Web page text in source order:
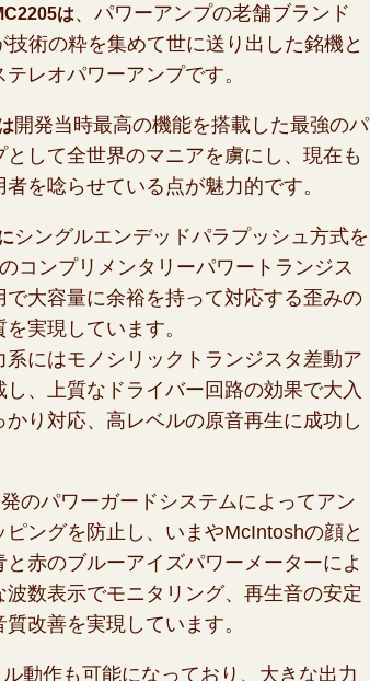
は、パワーアンプの老舗ブランド
技術の粋を集めて世に送り出した銘機と
レオパワーアンプです。
開発当時最高の機能を搭載した最強のパ
として全世界のマニアを虜にし、現在も
者を唸らせている点が魅力的です。
シングルエンデッドパラプッシュ方式を
コンプリメンタリーパワートランジス
で大容量に余裕を持って対応する歪みの
実現しています。
系にはモノシリックトランジスタ差動ア
し、上質なドライバー回路の効果で大入
かり対応、高レベルの原音再生に成功し
のパワーガードシステムによってアン
ピングを防止し、いまやMcIntoshの顔と
と赤のブルーアイズパワーメーターによ
波数表示でモニタリング、再生音の安定
質改善を実現しています。
動作も可能になっており、大きな出力